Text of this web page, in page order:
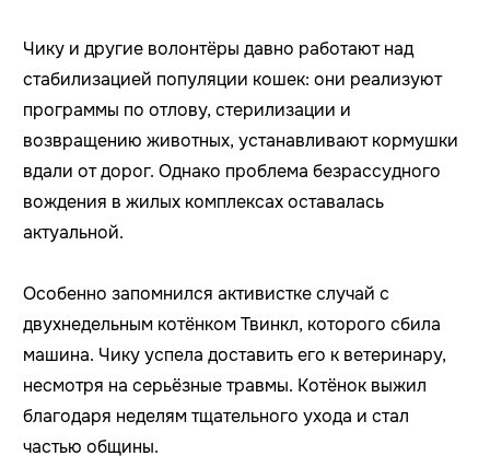
Чику и другие волонтёры давно работают над
стабилизацией популяции кошек: они реализуют
программы по отлову, стерилизации и
возвращению животных, устанавливают кормушки
вдали от дорог. Однако проблема безрассудного
вождения в жилых комплексах оставалась
актуальной.
Особенно запомнился активистке случай с
двухнедельным котёнком Твинкл, которого сбила
машина. Чику успела доставить его к ветеринару,
несмотря на серьёзные травмы. Котёнок выжил
благодаря неделям тщательного ухода и стал
частью общины.